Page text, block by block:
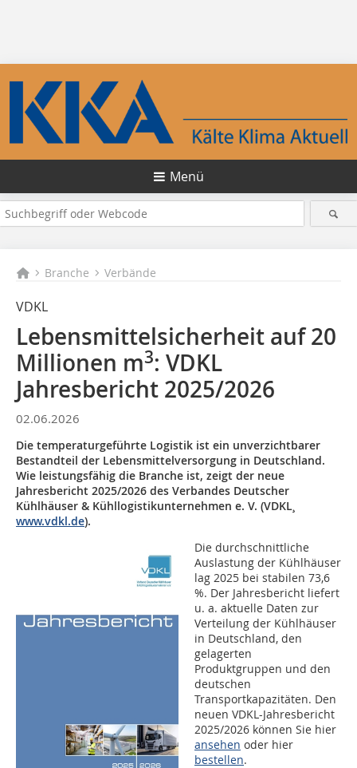
Menü
Branche Verbände
VDKL
Lebensmittelsicherheit auf 20
Millionen m3: VDKL
Jahresbericht 2025/2026
02.06.2026
Die temperaturgeführte Logistik ist ein unverzichtbarer
Bestandteil der Lebensmittelversorgung in Deutschland.
Wie leistungsfähig die Branche ist, zeigt der neue
Jahresbericht 2025/2026 des Verbandes Deutscher
Kühlhäuser & Kühllogistikunternehmen e. V. (VDKL¸
www.vdkl.de).
Die durchschnittliche
Auslastung der Kühlhäuser
lag 2025 bei stabilen 73,6
%. Der Jahresbericht liefert
u. a. aktuelle Daten zur
Verteilung der Kühlhäuser
in Deutschland, den
gelagerten
Produktgruppen und den
deutschen
Transportkapazitäten. Den
neuen VDKL-Jahresbericht
2025/2026 können Sie hier
ansehen oder hier
bestellen.